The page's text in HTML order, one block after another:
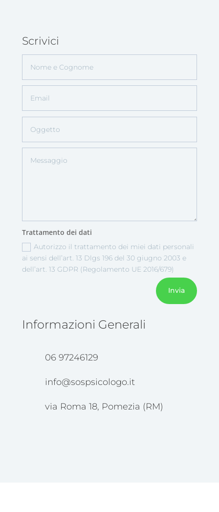
Scrivici
Trattamento dei dati
Autorizzo il trattamento dei miei dati personali
ai sensi dell’art. 13 Dlgs 196 del 30 giugno 2003 e
dell’art. 13 GDPR (Regolamento UE 2016/679)
Invia
Informazioni Generali
06 97246129
info@sospsicologo.it
via Roma 18, Pomezia (RM)